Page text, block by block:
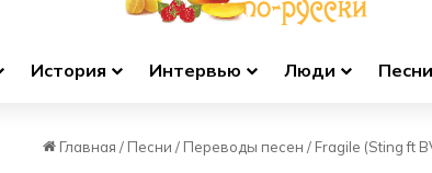
История Интервью Люди Песни
Главная / Песни / Переводы песен / Fragile (Sting ft